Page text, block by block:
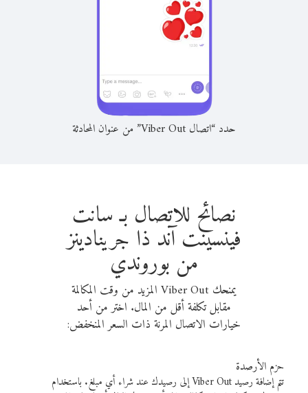
حدد “اتصال Viber Out” من عنوان المحادثة
نصائح للاتصال بـ سانت
فينسينت آند ذا جرينادينز
من بوروندي
يمنحك Viber Out المزيد من وقت المكالمة
مقابل تكلفة أقل من المال. اختر من أحد
خيارات الاتصال المرنة ذات السعر المنخفض:
حزم الأرصدة
تتم إضافة رصيد Viber Out إلى رصيدك عند شراء أي مبلغ. باستخدام